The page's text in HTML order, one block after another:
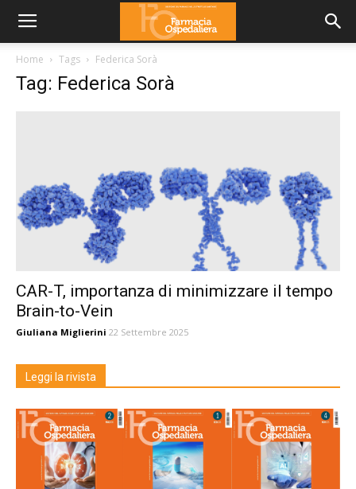
Home Tags Federica Sorà
Tag: Federica Sorà
CAR-T, importanza di minimizzare il tempo
Brain-to-Vein
Giuliana Miglierini 22 Settembre 2025
Leggi la rivista